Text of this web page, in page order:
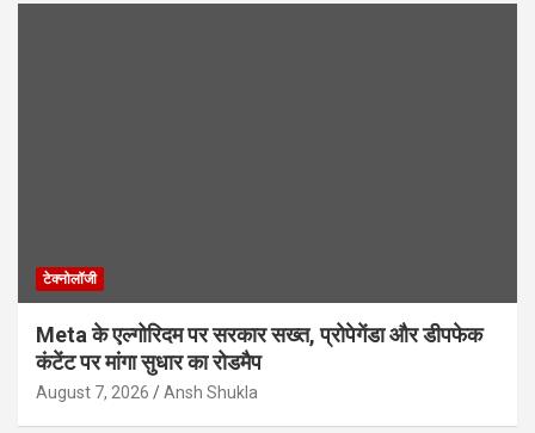
टेक्नोलॉजी
Meta के एल्गोरिदम पर सरकार सख्त, प्रोपेगेंडा और डीपफेक
कंटेंट पर मांगा सुधार का रोडमैप
August 7, 2026 Ansh Shukla